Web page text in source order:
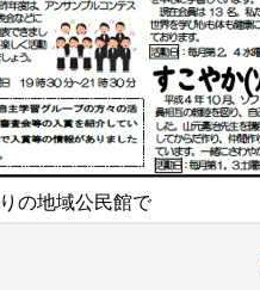
の地域公民館で